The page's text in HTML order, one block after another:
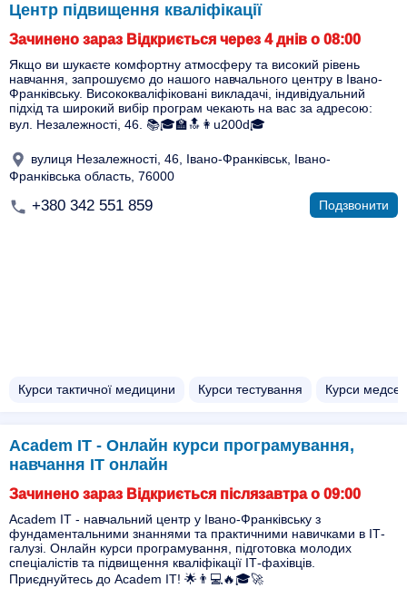
Центр підвищення кваліфікації
Зачинено зараз Відкриється через 4 днів о 08:00
Якщо ви шукаєте комфортну атмосферу та високий рівень
навчання, запрошуємо до нашого навчального центру в Івано-
Франківську. Висококваліфіковані викладачі, індивідуальний
підхід та широкий вибір програм чекають на вас за адресою:
вул. Незалежності, 46. 📚🎓🏫🔝👩u200d🎓
вулиця Незалежності, 46, Івано-Франківськ, Івано-
Франківська область, 76000
+380 342 551 859 Подзвонити
Курси тактичної медицини Курси тестування Курси
Academ IT - Онлайн курси програмування,
навчання IT онлайн
Зачинено зараз Відкриється післязавтра о 09:00
Academ IT - навчальний центр у Івано-Франківську з
фундаментальними знаннями та практичними навичками в ІТ-
галузі. Онлайн курси програмування, підготовка молодих
спеціалістів та підвищення кваліфікації ІТ-фахівців.
Приєднуйтесь до Academ IT! 🌟👨💻🔥🎓🚀